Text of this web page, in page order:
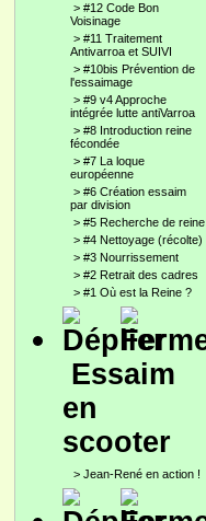
> #12 Code Bon
Voisinage
> #11 Traitement
Antivarroa et SUIVI
> #10bis Prévention de
l'essaimage
> #9 v4 Approche
intégrée lutte antiVarroa
> #8 Introduction reine
fécondée
> #7 La loque
européenne
> #6 Création essaim
par division
> #5 Recherche de reine
> #4 Nettoyage (récolte)
> #3 Nourrissement
> #2 Retrait des cadres
> #1 Où est la Reine ?
Essaim
en
scooter
> Jean-René en action !